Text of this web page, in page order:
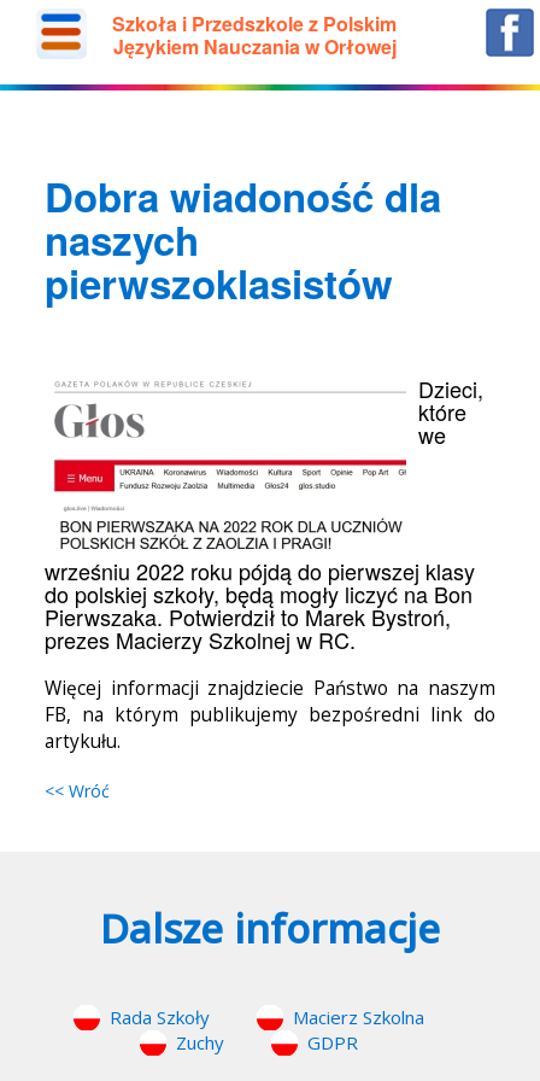
Szkoła i Przedszkole z Polskim
Językiem Nauczania w Orłowej
Dobra wiadoność dla
naszych
pierwszoklasistów
Dzieci,
które
we
wrześniu 2022 roku pójdą do pierwszej klasy
do polskiej szkoły, będą mogły liczyć na Bon
Pierwszaka. Potwierdził to Marek Bystroń,
prezes Macierzy Szkolnej w RC.
Więcej informacji znajdziecie Państwo na naszym
FB, na którym publikujemy bezpośredni link do
artykułu.
<< Wróć
Dalsze informacje
Rada Szkoły
Macierz Szkolna
Zuchy
GDPR